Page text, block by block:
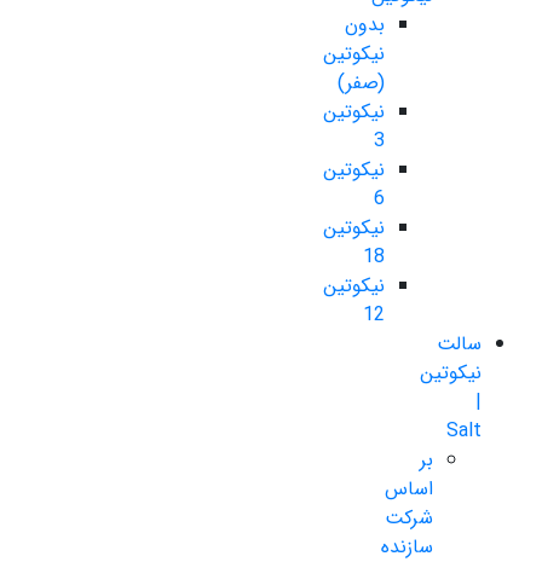
بدون
نیکوتین
(صفر)
نیکوتین
3
نیکوتین
6
نیکوتین
18
نیکوتین
12
سالت
نیکوتین
|
Salt
بر
اساس
شرکت
سازنده